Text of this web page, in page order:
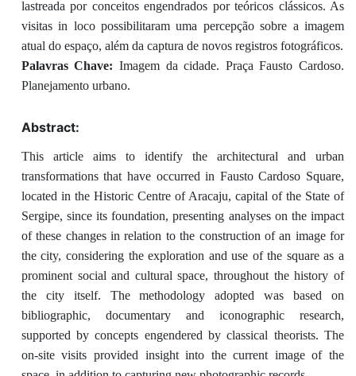
lastreada por conceitos engendrados por teóricos clássicos. As
visitas in loco possibilitaram uma percepção sobre a imagem
atual do espaço, além da captura de novos registros fotográficos.
Palavras Chave:Imagem da cidade. Praça Fausto Cardoso.
Planejamento urbano.
Abstract:
This article aims to identify the architectural and urban
transformations that have occurred in Fausto Cardoso Square,
located in the Historic Centre of Aracaju, capital of the State of
Sergipe, since its foundation, presenting analyses on the impact
of these changes in relation to the construction of an image for
the city, considering the exploration and use of the square as a
prominent social and cultural space, throughout the history of
the city itself. The methodology adopted was based on
bibliographic, documentary and iconographic research,
supported by concepts engendered by classical theorists. The
on-site visits provided insight into the current image of the